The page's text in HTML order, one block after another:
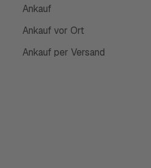
Ankauf
Ankauf vor Ort
Ankauf per Versand